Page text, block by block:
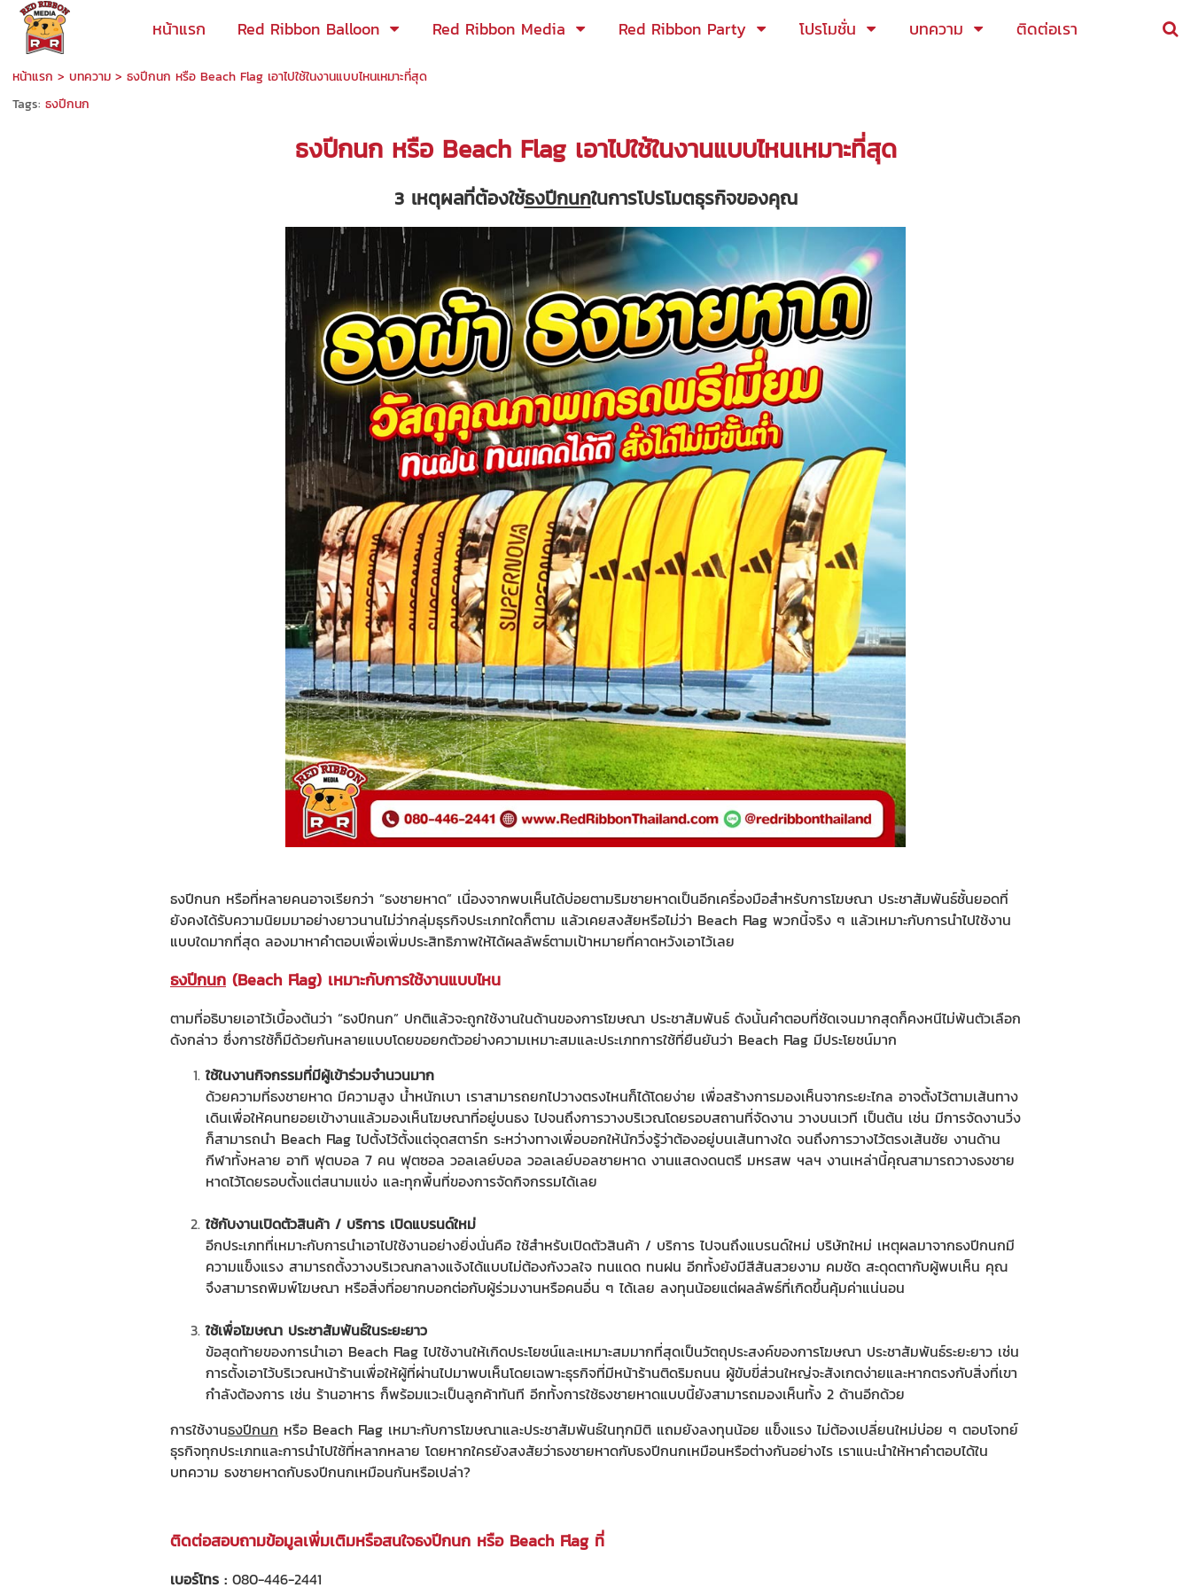
หน้าแรก Red Ribbon Balloon Red Ribbon Media Red Ribbon Party โปรโมชั่น บทความ ติดต่อเรา
หน้าแรก > บทความ > ธงปีกนก หรือ Beach Flag เอาไปใช้ในงานแบบไหนเหมาะที่สุด
Tags: ธงปีกนก
ธงปีกนก หรือ Beach Flag เอาไปใช้ในงานแบบไหนเหมาะที่สุด
3 เหตุผลที่ต้องใช้ธงปีกนกในการโปรโมตธุรกิจของคุณ
ธงปีกนก หรือที่หลายคนอาจเรียกว่า “ธงชายหาด” เนื่องจากพบเห็นได้บ่อยตามริมชายหาดเป็นอีกเครื่องมือสำหรับการโฆษณา ประชาสัมพันธ์ชั้นยอดที่
ยังคงได้รับความนิยมมาอย่างยาวนานไม่ว่ากลุ่มธุรกิจประเภทใดก็ตาม แล้วเคยสงสัยหรือไม่ว่า Beach Flag พวกนี้จริง ๆ แล้วเหมาะกับการนำไปใช้งาน
แบบใดมากที่สุด ลองมาหาคำตอบเพื่อเพิ่มประสิทธิภาพให้ได้ผลลัพธ์ตามเป้าหมายที่คาดหวังเอาไว้เลย
ธงปีกนก (Beach Flag) เหมาะกับการใช้งานแบบไหน
ตามที่อธิบายเอาไว้เบื้องต้นว่า “ธงปีกนก” ปกติแล้วจะถูกใช้งานในด้านของการโฆษณา ประชาสัมพันธ์ ดังนั้นคำตอบที่ชัดเจนมากสุดก็คงหนีไม่พ้นตัวเลือก
ดังกล่าว ซึ่งการใช้ก็มีด้วยกันหลายแบบโดยขอยกตัวอย่างความเหมาะสมและประเภทการใช้ที่ยืนยันว่า Beach Flag มีประโยชน์มาก
ใช้ในงานกิจกรรมที่มีผู้เข้าร่วมจำนวนมาก
ด้วยความที่ธงชายหาด มีความสูง น้ำหนักเบา เราสามารถยกไปวางตรงไหนก็ได้โดยง่าย เพื่อสร้างการมองเห็นจากระยะไกล อาจตั้งไว้ตามเส้นทาง
เดินเพื่อให้คนทยอยเข้างานแล้วมองเห็นโฆษณาที่อยู่บนธง ไปจนถึงการวางบริเวณโดยรอบสถานที่จัดงาน วางบนเวที เป็นต้น เช่น มีการจัดงานวิ่ง
ก็สามารถนำ Beach Flag ไปตั้งไว้ตั้งแต่จุดสตาร์ท ระหว่างทางเพื่อบอกให้นักวิ่งรู้ว่าต้องอยู่บนเส้นทางใด จนถึงการวางไว้ตรงเส้นชัย งานด้าน
กีฬาทั้งหลาย อาทิ ฟุตบอล 7 คน ฟุตซอล วอลเลย์บอล วอลเลย์บอลชายหาด งานแสดงดนตรี มหรสพ ฯลฯ งานเหล่านี้คุณสามารถวางธงชาย
หาดไว้โดยรอบตั้งแต่สนามแข่ง และทุกพื้นที่ของการจัดกิจกรรมได้เลย
ใช้กับงานเปิดตัวสินค้า / บริการ เปิดแบรนด์ใหม่
อีกประเภทที่เหมาะกับการนำเอาไปใช้งานอย่างยิ่งนั่นคือ ใช้สำหรับเปิดตัวสินค้า / บริการ ไปจนถึงแบรนด์ใหม่ บริษัทใหม่ เหตุผลมาจากธงปีกนกมี
ความแข็งแรง สามารถตั้งวางบริเวณกลางแจ้งได้แบบไม่ต้องกังวลใจ ทนแดด ทนฝน อีกทั้งยังมีสีสันสวยงาม คมชัด สะดุดตากับผู้พบเห็น คุณ
จึงสามารถพิมพ์โฆษณา หรือสิ่งที่อยากบอกต่อกับผู้ร่วมงานหรือคนอื่น ๆ ได้เลย ลงทุนน้อยแต่ผลลัพธ์ที่เกิดขึ้นคุ้มค่าแน่นอน
ใช้เพื่อโฆษณา ประชาสัมพันธ์ในระยะยาว
ข้อสุดท้ายของการนำเอา Beach Flag ไปใช้งานให้เกิดประโยชน์และเหมาะสมมากที่สุดเป็นวัตถุประสงค์ของการโฆษณา ประชาสัมพันธ์ระยะยาว เช่น
การตั้งเอาไว้บริเวณหน้าร้านเพื่อให้ผู้ที่ผ่านไปมาพบเห็นโดยเฉพาะธุรกิจที่มีหน้าร้านติดริมถนน ผู้ขับขี่ส่วนใหญ่จะสังเกตง่ายและหากตรงกับสิ่งที่เขา
กำลังต้องการ เช่น ร้านอาหาร ก็พร้อมแวะเป็นลูกค้าทันที อีกทั้งการใช้ธงชายหาดแบบนี้ยังสามารถมองเห็นทั้ง 2 ด้านอีกด้วย
การใช้งานธงปีกนก หรือ Beach Flag เหมาะกับการโฆษณาและประชาสัมพันธ์ในทุกมิติ แถมยังลงทุนน้อย แข็งแรง ไม่ต้องเปลี่ยนใหม่บ่อย ๆ ตอบโจทย์
ธุรกิจทุกประเภทและการนำไปใช้ที่หลากหลาย โดยหากใครยังสงสัยว่าธงชายหาดกับธงปีกนกเหมือนหรือต่างกันอย่างไร เราแนะนำให้หาคำตอบได้ใน
บทความ ธงชายหาดกับธงปีกนกเหมือนกันหรือเปล่า?
ติดต่อสอบถามข้อมูลเพิ่มเติมหรือสนใจธงปีกนก หรือ Beach Flag ที่
เบอร์โทร : 080-446-2441